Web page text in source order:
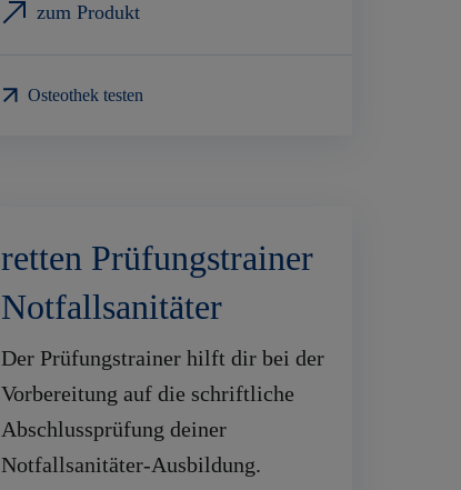
zum Produkt
Osteothek testen
retten Prüfungstrainer
Notfallsanitäter
Der Prüfungstrainer hilft dir bei der
Vorbereitung auf die schriftliche
Abschlussprüfung deiner
Notfallsanitäter-Ausbildung.